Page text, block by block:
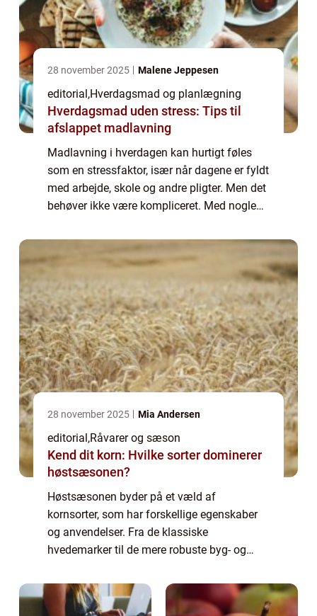
28 november 2025 Malene Jeppesen
editorial,Hverdagsmad og planlægning
Hverdagsmad uden stress: Tips til
afslappet madlavning
Madlavning i hverdagen kan hurtigt føles
som en stressfaktor, især når dagene er fyldt
med arbejde, skole og andre pligter. Men det
behøver ikke være kompliceret. Med nogle
28 november 2025 Mia Andersen
editorial,Råvarer og sæson
Kend dit korn: Hvilke sorter dominerer
høstsæsonen?
Høstsæsonen byder på et væld af
kornsorter, som har forskellige egenskaber
og anvendelser. Fra de klassiske
hvedemarker til de mere robuste byg- og
smag, tekstur og næringsvæ...